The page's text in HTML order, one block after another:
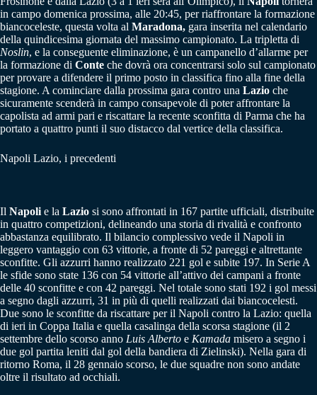
in campo domenica prossima, alle 20:45, per riaffrontare la formazione
biancoceleste, questa volta al Maradona, gara inserita nel calendario
della quindicesima giornata del massimo campionato. La tripletta di
Noslin, e la conseguente eliminazione, è un campanello d’allarme per
la formazione di Conte che dovrà ora concentrarsi solo sul campionato
per provare a difendere il primo posto in classifica fino alla fine della
stagione. A cominciare dalla prossima gara contro una Lazio che
sicuramente scenderà in campo consapevole di poter affrontare la
capolista ad armi pari e riscattare la recente sconfitta di Parma che ha
portato a quattro punti il suo distacco dal vertice della classifica.
Napoli Lazio, i precedenti
Il Napoli e la Lazio si sono affrontati in 167 partite ufficiali, distribuite
in quattro competizioni, delineando una storia di rivalità e confronto
abbastanza equilibrato. Il bilancio complessivo vede il Napoli in
leggero vantaggio con 63 vittorie, a fronte di 52 pareggi e altrettante
sconfitte. Gli azzurri hanno realizzato 221 gol e subite 197. In Serie A
le sfide sono state 136 con 54 vittorie all’attivo dei campani a fronte
delle 40 sconfitte e con 42 pareggi. Nel totale sono stati 192 i gol messi
a segno dagli azzurri, 31 in più di quelli realizzati dai biancocelesti.
Due sono le sconfitte da riscattare per il Napoli contro la Lazio: quella
di ieri in Coppa Italia e quella casalinga della scorsa stagione (il 2
settembre dello scorso anno Luis Alberto e Kamada misero a segno i
due gol partita leniti dal gol della bandiera di Zielinski). Nella gara di
ritorno Roma, il 28 gennaio scorso, le due squadre non sono andate
oltre il risultato ad occhiali.